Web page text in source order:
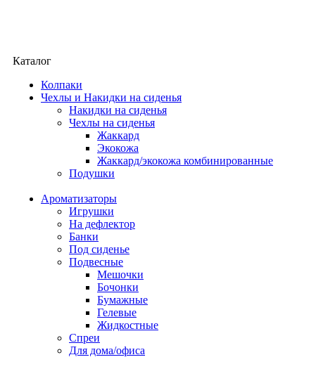
Каталог
Колпаки
Чехлы и Накидки на сиденья
Накидки на сиденья
Чехлы на сиденья
Жаккард
Экокожа
Жаккард/экокожа комбинированные
Подушки
Ароматизаторы
Игрушки
На дефлектор
Банки
Под сиденье
Подвесные
Мешочки
Бочонки
Бумажные
Гелевые
Жидкостные
Спреи
Для дома/офиса